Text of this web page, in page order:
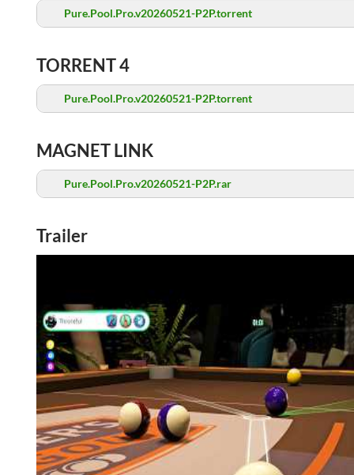
Pure.Pool.Pro.v20260521-P2P.torrent
TORRENT 4
Pure.Pool.Pro.v20260521-P2P.torrent
MAGNET LINK
Pure.Pool.Pro.v20260521-P2P.rar
Trailer